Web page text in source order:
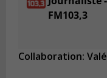
FM103,3
Collaboration: